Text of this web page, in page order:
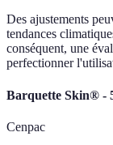
Des ajustements
tendances
conséquent, une
perfectionner
Barquette Skin® -
Cenpac